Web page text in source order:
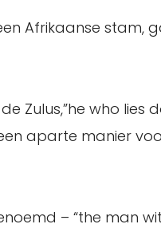
Afrikaanse stam,
Zulus,”he who
aparte manier
– “the man